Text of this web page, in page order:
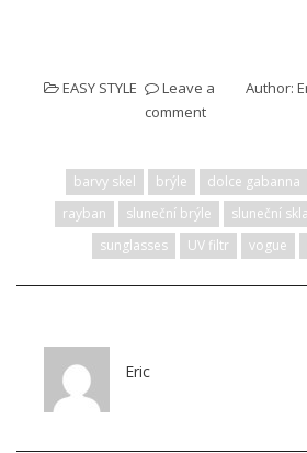
EASY STYLE
Leave a
comment
Author:
barvy skel brýle dolce gabanna
rayban
sluneční brýle sluneční skla
sunglasses
UV filtr vogue
Eric